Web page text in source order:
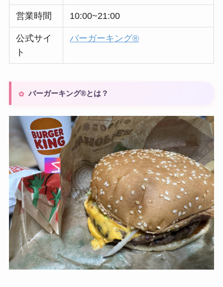
営業時間 10:00~21:00
公式サイ
ト
バーガーキング®
バーガーキング®とは？